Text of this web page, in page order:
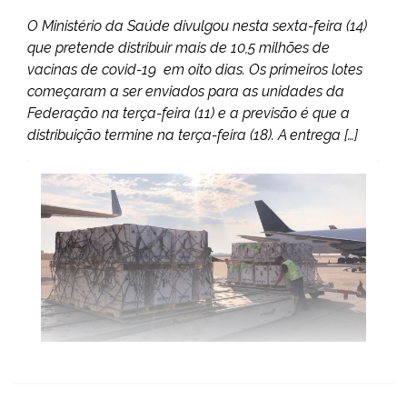
O Ministério da Saúde divulgou nesta sexta-feira (14)
que pretende distribuir mais de 10,5 milhões de
vacinas de covid-19 em oito dias. Os primeiros lotes
começaram a ser enviados para as unidades da
Federação na terça-feira (11) e a previsão é que a
distribuição termine na terça-feira (18). A entrega […]